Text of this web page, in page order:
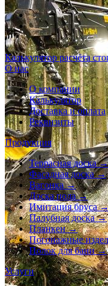
Калькулятор расчёта
О нас
О компании
Калькулятор
Доставка и оплата
Реквизиты
Продукция
Террасная доска →
Фасадная доска →
Вагонка →
Доска пола →
Имитация бруса
Палубная доска →
Планкен →
Погонажные
Полок для бани →
Услуги